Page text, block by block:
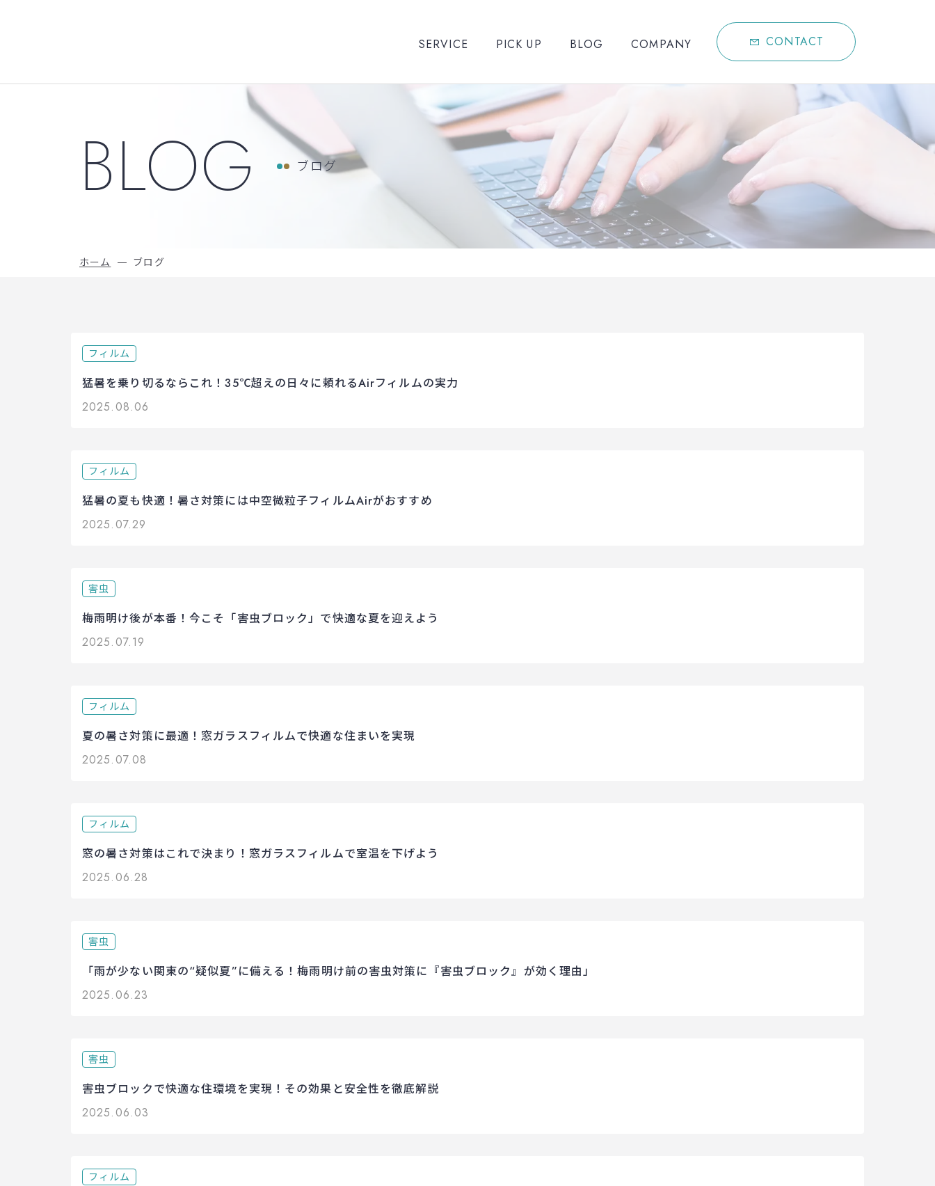
SERVICE PICK UP BLOG COMPANY CONTACT
BLOG ブログ
ホーム ブログ
フィルム
猛暑を乗り切るならこれ！35℃超えの日々に頼れるAirフィルムの実力
2025.08.06
フィルム
猛暑の夏も快適！暑さ対策には中空微粒子フィルムAirがおすすめ
2025.07.29
害虫
梅雨明け後が本番！今こそ「害虫ブロック」で快適な夏を迎えよう
2025.07.19
フィルム
夏の暑さ対策に最適！窓ガラスフィルムで快適な住まいを実現
2025.07.08
フィルム
窓の暑さ対策はこれで決まり！窓ガラスフィルムで室温を下げよう
2025.06.28
害虫
「雨が少ない関東の“疑似夏”に備える！梅雨明け前の害虫対策に『害虫ブロック』が効く理由」
2025.06.23
害虫
害虫ブロックで快適な住環境を実現！その効果と安全性を徹底解説
2025.06.03
フィルム